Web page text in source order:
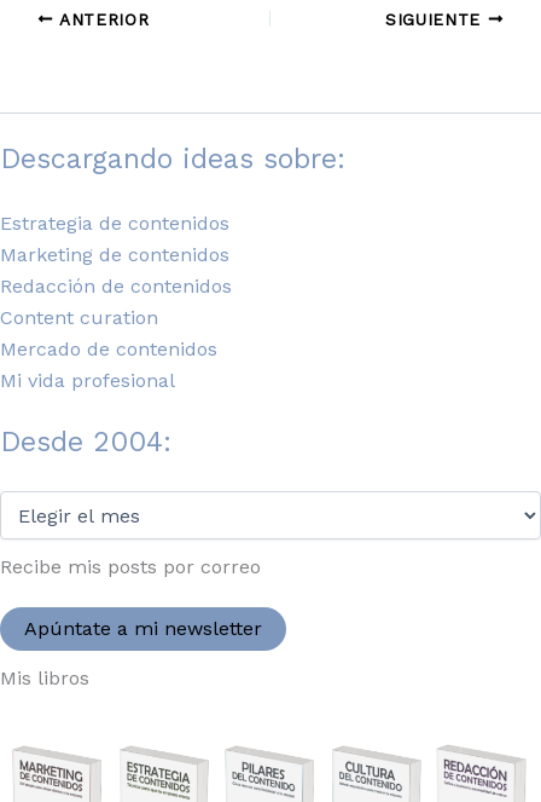
ANTERIOR SIGUIENTE
Descargando ideas sobre:
Estrategia de contenidos
Marketing de contenidos
Redacción de contenidos
Content curation
Mercado de contenidos
Mi vida profesional
Desde 2004:
2004:
Recibe mis posts por correo
Apúntate a mi newsletter
Mis libros